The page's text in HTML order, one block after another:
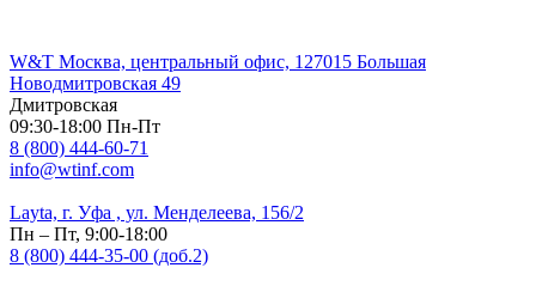
W&T Москва, центральный офис, 127015 Большая
Новодмитровская 49
Дмитровская
09:30-18:00 Пн-Пт
8 (800) 444-60-71
info@wtinf.com
Layta, г. Уфа , ул. Менделеева, 156/2
Пн – Пт, 9:00-18:00
8 (800) 444-35-00 (доб.2)